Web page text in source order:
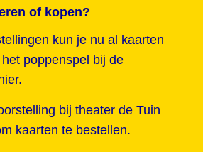
of kopen?
kun je nu al kaarten
poppenspel bij de
bij theater de Tuin
kaarten te bestellen.